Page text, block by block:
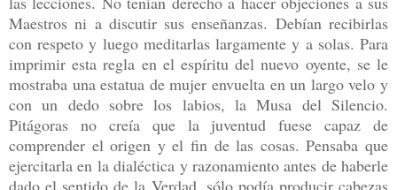
Maestros ni a discutir sus enseñanzas. Debían recibirlas
con respeto y luego meditarlaslargamente y a solas. Para
imprimir esta regla en el espíritu del nuevo oyente, se le
mostraba una estatua de mujer envuelta en un largo velo y
con un dedo sobre los labios, laMusa del Silencio.
Pitágoras no creía que la juventud fuese capaz de
comprender el origen y el fin de las cosas. Pensaba que
ejercitarla en la dialéctica y razonamiento antes de haberle
dado el sentido de la Verdad, sólo podía producir cabezas